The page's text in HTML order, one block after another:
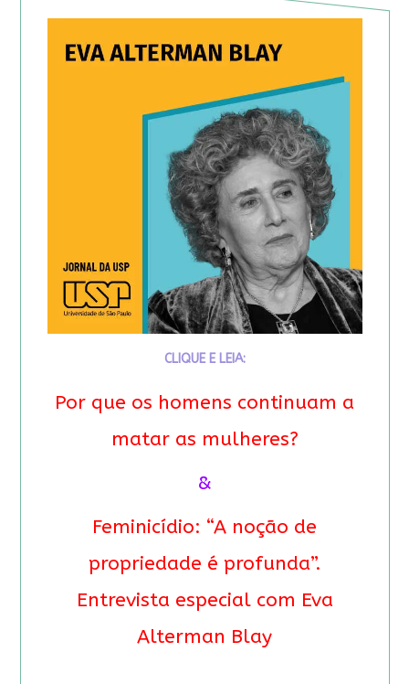
CLIQUE E LEIA:
Por que os homens continuam a
matar as mulheres?
&
Feminicídio: “A noção de
propriedade é profunda”.
Entrevista especial com Eva
Alterman Blay